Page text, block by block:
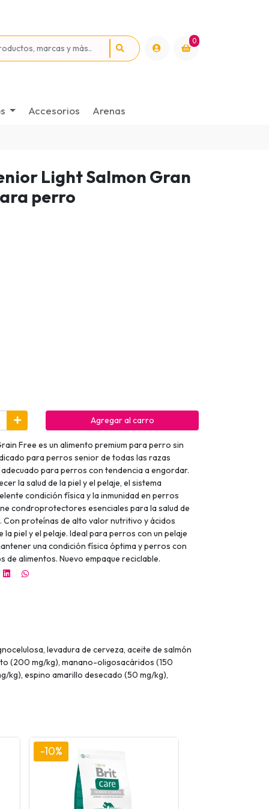
0
Accesorios Arenas
Light Salmon Gran
perro
Agregar al carro
Free es un alimento premium para perro sin
para perros senior de todas las razas
para perros con tendencia a engordar.
la salud de la piel y el pelaje, el sistema
condición física y la inmunidad en perros
condroprotectores esenciales para la salud de
Con proteínas de alto valor nutritivo y ácidos
piel y el pelaje. Ideal para perros con un pelaje
una condición física óptima y perros con
alimentos. Nuevo empaque reciclable.
levadura de cerveza, aceite de salmón
(200 mg/kg), manano-oligosacáridos (150
kg), espino amarillo desecado (50 mg/kg),
-10%